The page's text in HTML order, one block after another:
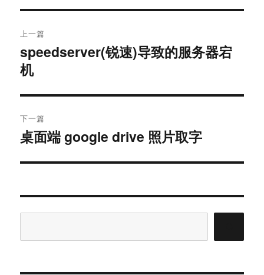
章
导
航
上一篇
上
篇
文
章：
speedserver(锐速)导致的服务器宕
机
下一篇
下
文
桌面端 google drive 照片取字